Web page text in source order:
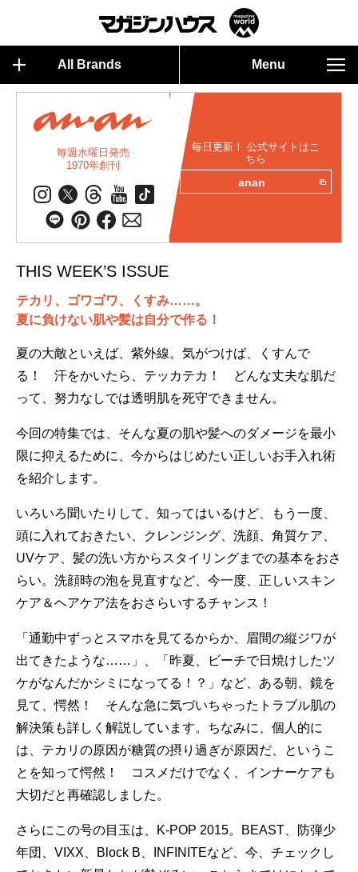
All Brands Menu
毎週水曜日発売
1970年創刊
毎日更新！ 公式サイトはこ
ちら
anan
THIS WEEK’S ISSUE
テカリ、ゴワゴワ、くすみ……。
夏に負けない肌や髪は自分で作る！
夏の大敵といえば、紫外線。気がつけば、くすんで
る！ 汗をかいたら、テッカテカ！ どんな丈夫な肌だ
って、努力なしでは透明肌を死守できません。
今回の特集では、そんな夏の肌や髪へのダメージを最小
限に抑えるために、今からはじめたい正しいお手入れ術
を紹介します。
いろいろ聞いたりして、知ってはいるけど、もう一度、
頭に入れておきたい、クレンジング、洗顔、角質ケア、
UVケア、髪の洗い方からスタイリングまでの基本をおさ
らい。洗顔時の泡を見直すなど、今一度、正しいスキン
ケア＆ヘアケア法をおさらいするチャンス！
「通勤中ずっとスマホを見てるからか、眉間の縦ジワが
出てきたような……」、「昨夏、ビーチで日焼けしたツ
ケがなんだかシミになってる！？」など、ある朝、鏡を
見て、愕然！ そんな急に気づいちゃったトラブル肌の
解決策も詳しく解説しています。ちなみに、個人的に
は、テカリの原因が糖質の摂り過ぎが原因だ、というこ
とを知って愕然！ コスメだけでなく、インナーケアも
大切だと再確認しました。
さらにこの号の目玉は、K-POP 2015。BEAST、防弾少
年団、VIXX、Block B、INFINITEなど、今、チェックし